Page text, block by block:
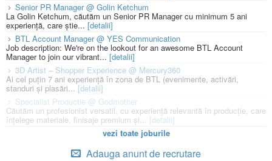
Senior PR Manager @ Golin Ketchum
La Golin Ketchum, căutăm un Senior PR Manager cu minimum 5 ani
experiență, care știe... [detalii]
BTL Account Manager @ YES Communication
Job description: We're on the lookout for an awesome BTL Account
Manager to join our vibrant... [detalii]
3D Artist – Shopper Experience @ Mercury360
Ai cel puțin 7 ani experiență în zona de BTL (evenimente, activări,
standuri și plasări...[detalii]
Specialist Productie @ Godmother
Căutăm un profesionist versatil, cu experiență relevantă în producție, care
înțelege materiale, finisaje premium și... [detalii]
vezi toate joburile
Adauga anunt de recrutare